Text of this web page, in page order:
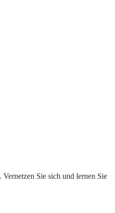
Sie sich und lernen Sie